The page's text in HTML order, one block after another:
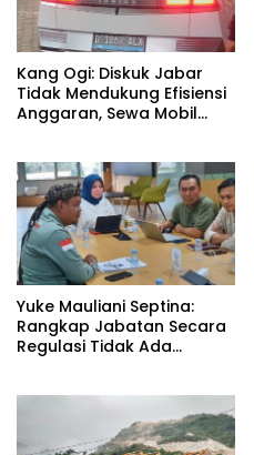
Kang Ogi: Diskuk Jabar
Tidak Mendukung Efisiensi
Anggaran, Sewa Mobil
Yuke Mauliani Septina:
Rangkap Jabatan Secara
Regulasi Tidak Ada